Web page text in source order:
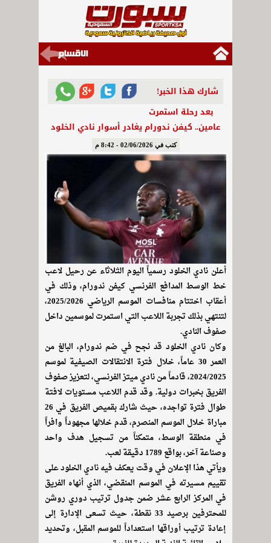
شارك هذا الخبر!
بعد رحلة استمرت
عامين.. كيفن ندورام يغادر أسوار نادي الخلود
كتب في 02/06/2026 - 8:42 م
أعلن نادي الخلود رسمياً اليوم الثلاثاء عن رحيل لاعب
خط الوسط المدافع الفرنسي كيفن ندورام، وذلك في
أعقاب اختتام منافسات الموسم الرياضي 2025/2026،
لتنتهي بذلك تجربة اللاعب التي استمرت لموسمين داخل
صفوف النادي.
وكان نادي الخلود قد نجح في ضم ندورام، البالغ من
العمر 30 عاماً، خلال فترة الانتقالات الصيفية لموسم
2024/2025، قادماً من نادي ميتز الفرنسي، لتعزيز صفوف
الفريق بخبرات دولية. وقد قدم اللاعب مستويات لافتة
طوال فترة تواجده، حيث شارك بقميص الفريق في 26
مباراة خلال الموسم المنصرم، قدم خلالها مجهوداً وافراً
في منطقة الوسط، متمكناً من تسجيل هدف واحد
وصناعة آخر، بواقع 1789 دقيقة لعب.
ويأتي هذا الإعلان في وقت يعكف فيه نادي الخلود على
تقييم مسيرته في الموسم المنقضي، الذي أنهاه الفريق
في المركز الرابع عشر ضمن جدول ترتيب دوري روشن
للمحترفين برصيد 33 نقطة، حيث تسعى الإدارة إلى
إعادة ترتيب أوراقها استعداداً للموسم المقبل، وتحديد